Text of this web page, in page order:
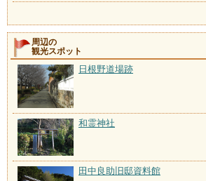
周辺の
観光スポット
日根野道場跡
和霊神社
田中良助旧邸資料館